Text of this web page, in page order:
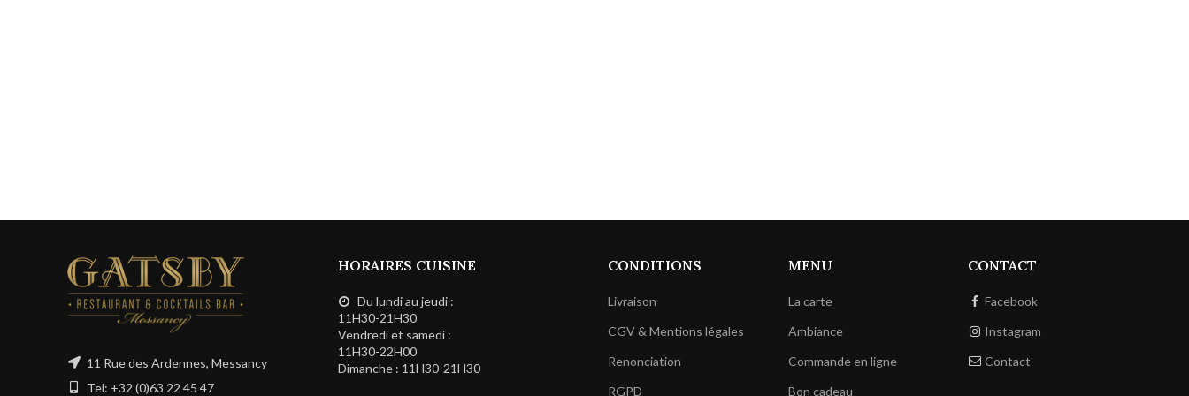
11 Rue des Ardennes, Messancy
Tel: +32 (0)63 22 45 47
HORAIRES CUISINE
Du lundi au jeudi :
11H30-21H30
Vendredi et samedi :
11H30-22H00
Dimanche : 11H30-21H30
CONDITIONS
Livraison
CGV & Mentions légales
Renonciation
RGPD
MENU
La carte
Ambiance
Commande en ligne
Bon cadeau
CONTACT
Facebook
Instagram
Contact